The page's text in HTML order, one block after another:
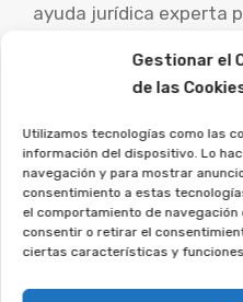
Gestionar el
de las
Utilizamos tecnologías como las
información del dispositivo. Lo
navegación y para mostrar
consentimiento a estas
el comportamiento de navegación
consentir o retirar el
ciertas características y
ayuda jurídica experta
La asociación
ayudamos a
ejercer sus
Si firmaste un contrato
asociación, y lo